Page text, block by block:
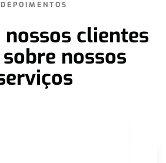
DEPOIMENTOS
nossos clientes
nossos